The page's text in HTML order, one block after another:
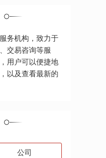
务机构，致力于
交易咨询等服
用户可以便捷地
以及查看最新的
公司